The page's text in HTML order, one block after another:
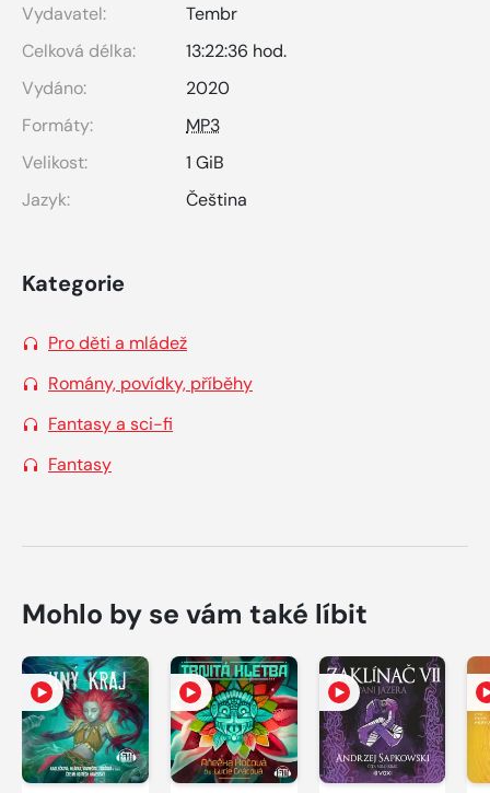
Vydavatel:
Tembr
Celková délka:
13:22:36 hod.
Vydáno:
2020
Formáty:
MP3
Velikost:
1 GiB
Jazyk:
Čeština
Kategorie
Pro děti a mládež
Romány, povídky, příběhy
Fantasy a sci-fi
Fantasy
Mohlo by se vám také líbit